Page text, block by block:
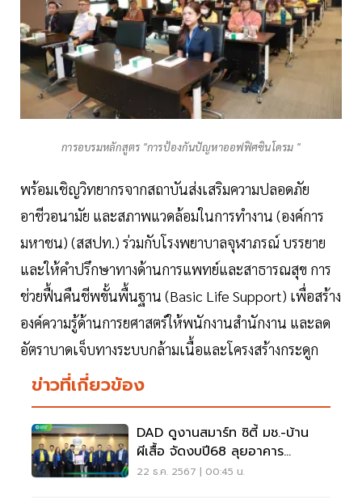
การอบรมหลักสูตร "การป้องกันปัญหาออฟฟิศซินโดรม "
พร้อมเชิญวิทยากรจากสถาบันส่งเสริมความปลอดภัย
อาชีวอนามัย และสภาพแวดล้อมในการทำงาน (องค์การ
มหาชน) (สสปท.) ร่วมกับโรงพยาบาลจุฬาภรณ์ บรรยาย
และให้คำปรึกษาทางด้านการแพทย์และสาธารณสุข การ
ช่วยฟื้นคืนชีพขั้นพื้นฐาน (Basic Life Support) เพื่อสร้าง
องค์ความรู้ด้านการยศาสตร์ให้พนักงานสำนักงาน และลด
อัตราบาดเจ็บทางระบบกล้ามเนื้อและโครงสร้างกระดูก
ข่าวที่เกี่ยวข้อง
DAD ดูงานสมาร์ท ซิตี้ มช.-บ้าน
ผีเสื้อ จัดงบปี68 ลุยอาคาร
พลังงานสะอาด
22 ธ.ค. 2567 | 00:45 น.